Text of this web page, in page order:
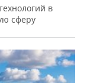
в
сферу